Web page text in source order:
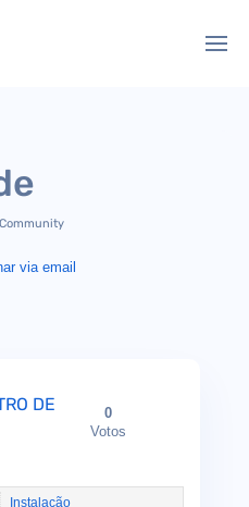
via email
DE
0
Votos
Instalação